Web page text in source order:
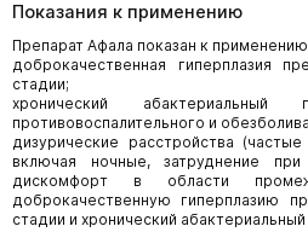
Показания к применению
Препарат Афала показан к
доброкачественная гиперплазия
стадии;
хронический
противовоспалительного и
дизурические расстройства
включая ночные, затруднение
дискомфорт в области
доброкачественную гиперплазию
стадии и хронический абактериальный